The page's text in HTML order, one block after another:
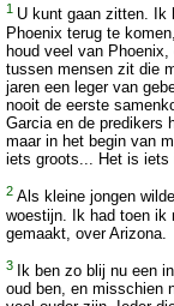
1 U kunt gaan zitten. Ik
Phoenix terug te
houd veel van
tussen mensen zit die
jaren een leger van
nooit de eerste
Garcia en de predikers
maar in het begin van
iets groots... Het is iets
2 Als kleine jongen
woestijn. Ik had toen ik
gemaakt, over Arizona.
3
Ik ben zo blij nu een
oud ben, en misschien